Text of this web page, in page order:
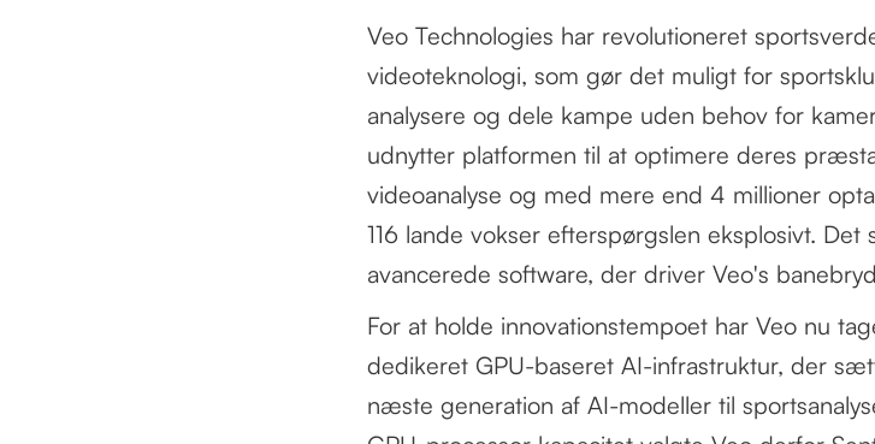
Veo Technologies har revolutioneret
videoteknologi, som gør det muligt for
analysere og dele kampe uden behov for
udnytter platformen til at optimere deres
videoanalyse og med mere end 4 millioner
116 lande vokser efterspørgslen eksplosivt.
avancerede software, der driver Veo's
For at holde innovationstempoet har Veo nu
dedikeret GPU-baseret AI-infrastruktur, der
næste generation af AI-modeller til